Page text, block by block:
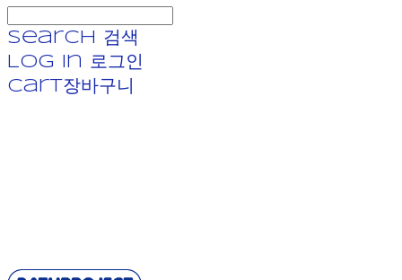
Search
검색
Log In
로그인
Cart장바구니